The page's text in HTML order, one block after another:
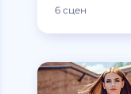
6 сцен